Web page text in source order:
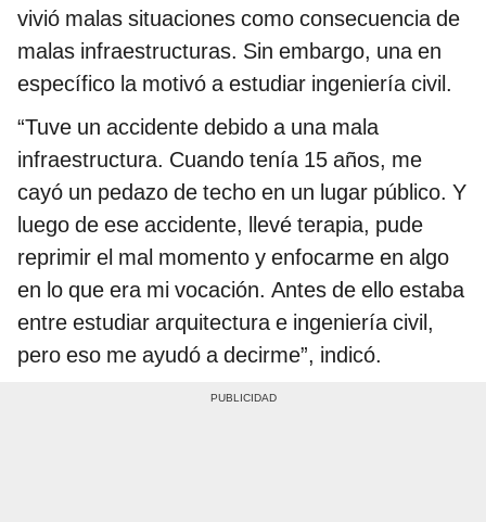
vivió malas situaciones como consecuencia de
malas infraestructuras. Sin embargo, una en
específico la motivó a estudiar ingeniería civil.
“Tuve un accidente debido a una mala
infraestructura. Cuando tenía 15 años, me
cayó un pedazo de techo en un lugar público. Y
luego de ese accidente, llevé terapia, pude
reprimir el mal momento y enfocarme en algo
en lo que era mi vocación. Antes de ello estaba
entre estudiar arquitectura e ingeniería civil,
pero eso me ayudó a decirme”, indicó.